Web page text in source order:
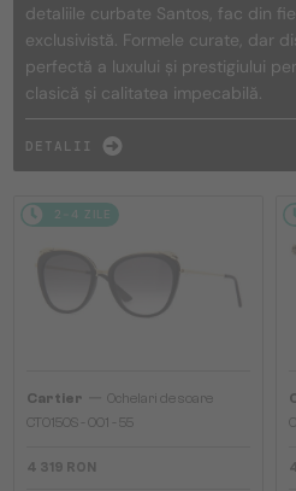
detaliile curbate Santos, fac din
exclusivistă. Formele curate, dar
perfectă a luxului și prestigiului
clasică și calitatea impecabilă.
DETALII
2-4 ZILE
Cartier
Ochelari de soare
CT0150S - 001 - 55
4 319 RON